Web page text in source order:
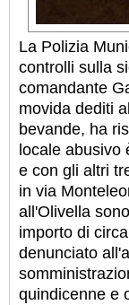
La Polizia
controlli sulla
comandante
movida dediti
bevande, ha
locale abusivo
e con gli altri
in via
all'Olivella
importo di
denunciato
quindicenne e